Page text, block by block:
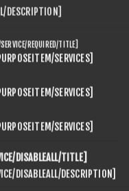
DESCRIPTION]
REQUIRED/TITLE]
SERVICES]
SERVICES]
SERVICES]
DISABLEALL/TITLE]
DISABLEALL/DESCRIPTION]